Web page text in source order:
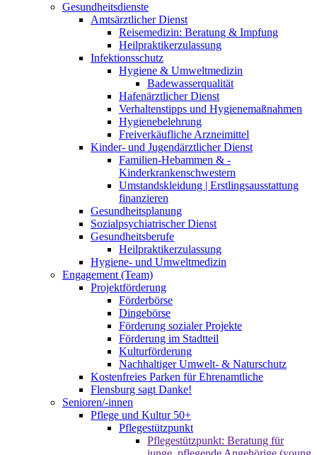
Gesundheitsdienste
Amtsärztlicher Dienst
Reisemedizin: Beratung & Impfung
Heilpraktikerzulassung
Infektionsschutz
Hygiene & Umweltmedizin
Badewasserqualität
Hafenärztlicher Dienst
Verhaltenstipps und Hygienemaßnahmen
Hygienebelehrung
Freiverkäufliche Arzneimittel
Kinder- und Jugendärztlicher Dienst
Familien-Hebammen & -
Kinderkrankenschwestern
Umstandskleidung | Erstlingsausstattung
finanzieren
Gesundheitsplanung
Sozialpsychiatrischer Dienst
Gesundheitsberufe
Heilpraktikerzulassung
Hygiene- und Umweltmedizin
Engagement (Team)
Projektförderung
Förderbörse
Dingebörse
Förderung sozialer Projekte
Förderung im Stadtteil
Kulturförderung
Nachhaltiger Umwelt- & Naturschutz
Kostenfreies Parken für Ehrenamtliche
Flensburg sagt Danke!
Senioren/-innen
Pflege und Kultur 50+
Pflegestützpunkt
Pflegestützpunkt: Beratung für